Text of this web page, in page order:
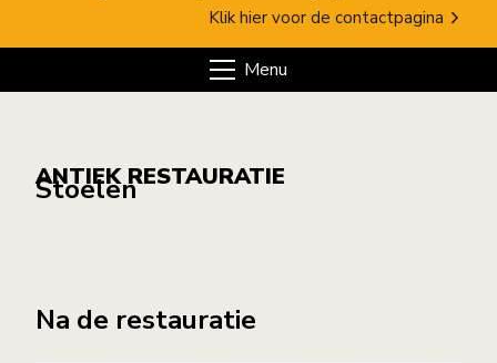
Klik hier voor de contactpagina
Menu
ANTIEK RESTAURATIE
Stoelen
Na de restauratie